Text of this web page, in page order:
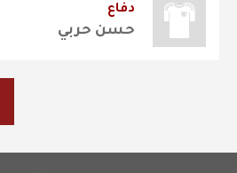
دفاع
حسن حربي